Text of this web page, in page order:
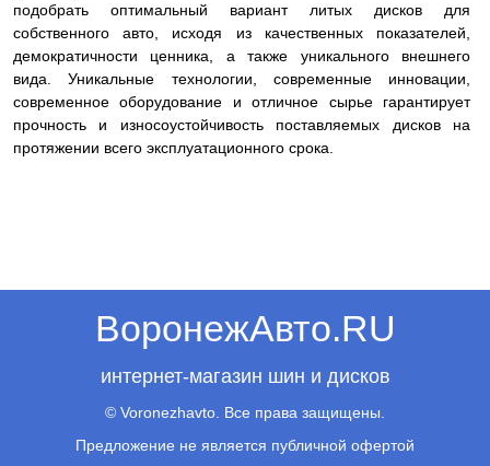
подобрать оптимальный вариант литых дисков для
собственного авто, исходя из качественных показателей,
демократичности ценника, а также уникального внешнего
вида. Уникальные технологии, современные инновации,
современное оборудование и отличное сырье гарантирует
прочность и износоустойчивость поставляемых дисков на
протяжении всего эксплуатационного срока.
ВоронежАвто.RU
интернет-магазин шин и дисков
© Voronezhavto. Все права защищены.
Предложение не является публичной офертой